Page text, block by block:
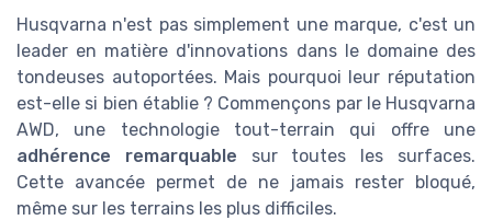
Husqvarna n'est pas simplement une marque, c'est un
leader en matière d'innovations dans le domaine des
tondeuses autoportées. Mais pourquoi leur réputation
est-elle si bien établie ? Commençons par le Husqvarna
AWD, une technologie tout-terrain qui offre une
adhérence remarquable sur toutes les surfaces.
Cette avancée permet de ne jamais rester bloqué,
même sur les terrains les plus difficiles.